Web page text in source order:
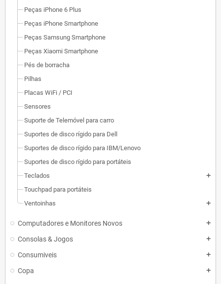
Peças iPhone 6 Plus
Peças iPhone Smartphone
Peças Samsung Smartphone
Peças Xiaomi Smartphone
Pés de borracha
Pilhas
Placas WiFi / PCI
Sensores
Suporte de Telemóvel para carro
Suportes de disco rígido para Dell
Suportes de disco rígido para IBM/Lenovo
Suportes de disco rígido para portáteis
Teclados
add
Touchpad para portáteis
Ventoinhas
add
Computadores e Monitores Novos add
Consolas & Jogos add
Consumiveis add
Copa add